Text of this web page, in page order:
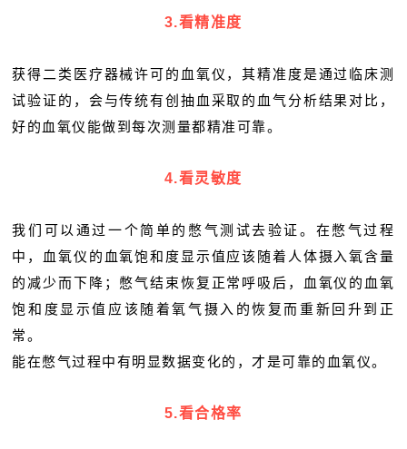
3.看精准度
获得二类医疗器械许可的血氧仪，其精准度是通过临床测
试验证的，会与传统有创抽血采取的血气分析结果对比，
好的血氧仪能做到每次测量都精准可靠。
4.看灵敏度
我们可以通过一个简单的憋气测试去验证。在憋气过程
中，血氧仪的血氧饱和度显示值应该随着人体摄入氧含量
的减少而下降；憋气结束恢复正常呼吸后，血氧仪的血氧
饱和度显示值应该随着氧气摄入的恢复而重新回升到正
常。
能在憋气过程中有明显数据变化的，才是可靠的血氧仪。
5.看合格率